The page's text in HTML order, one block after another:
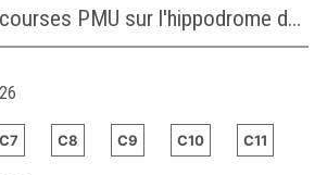
Les vidéos des courses PMU sur l'hippodrome de MARONAS
C7 C8 C9 C10 C11